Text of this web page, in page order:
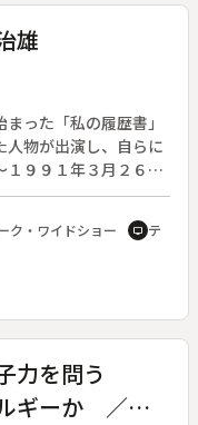
雄
った「私の履歴書」
人物が出演し、自らに
１９９１年３月２６日
名誉会長。１９１３
７１年社長に就任。
ク・ワイドショー tv テ
力を問う
ルギーか ／